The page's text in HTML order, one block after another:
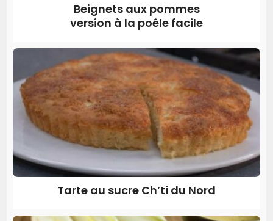
Beignets aux pommes
version à la poêle facile
Tarte au sucre Ch’ti du Nord